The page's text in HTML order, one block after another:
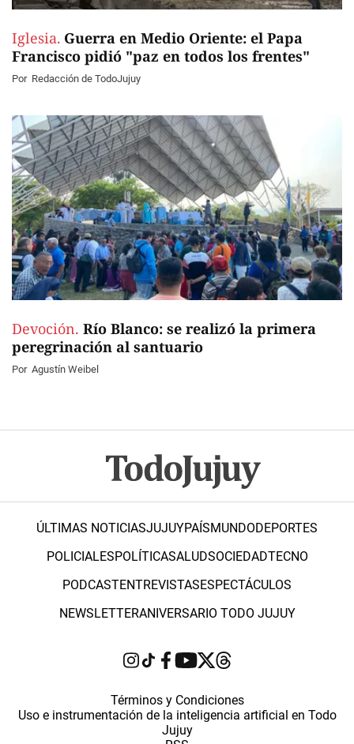
Iglesia. Guerra en Medio Oriente: el Papa
Francisco pidió "paz en todos los frentes"
Por Redacción de TodoJujuy
Devoción. Río Blanco: se realizó la primera
peregrinación al santuario
Por Agustín Weibel
ÚLTIMAS NOTICIASJUJUYPAÍSMUNDODEPORTES
POLICIALESPOLÍTICASALUDSOCIEDADTECNO
PODCASTENTREVISTASESPECTÁCULOS
NEWSLETTERANIVERSARIO TODO JUJUY
Términos y Condiciones
Uso e instrumentación de la inteligencia artificial en Todo
Jujuy